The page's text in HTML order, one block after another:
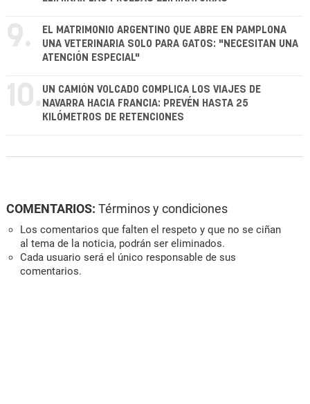
9.
EL MATRIMONIO ARGENTINO QUE ABRE EN PAMPLONA
UNA VETERINARIA SOLO PARA GATOS: "NECESITAN UNA
ATENCIÓN ESPECIAL"
10. UN CAMIÓN VOLCADO COMPLICA LOS VIAJES DE
NAVARRA HACIA FRANCIA: PREVÉN HASTA 25
KILÓMETROS DE RETENCIONES
COMENTARIOS: Términos y condiciones
Los comentarios que falten el respeto y que no se ciñan
al tema de la noticia, podrán ser eliminados.
Cada usuario será el único responsable de sus
comentarios.